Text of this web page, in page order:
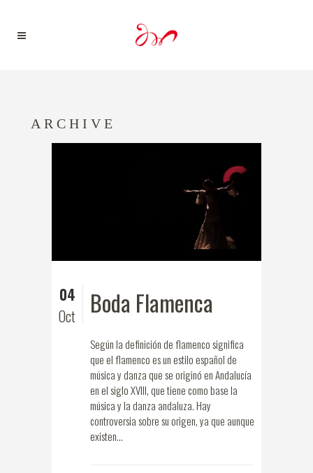
ARCHIVE
04
Oct Boda Flamenca
Según la definición de flamenco significa
que el flamenco es un estilo español de
música y danza que se originó en Andalucía
en el siglo XVIII, que tiene como base la
música y la danza andaluza. Hay
controversia sobre su origen, ya que aunque
existen...